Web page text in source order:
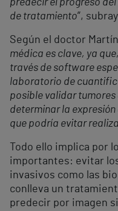
predecir el progreso
de tratamiento”,
Según el doctor
médica es clave, ya
través de software
laboratorio de
posible validar
determinar la
que podría evitar
Todo ello implica por
importantes: evitar
invasivos como las
conlleva un
predecir por imagen